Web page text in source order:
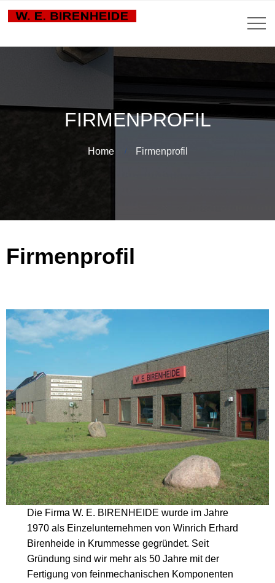
FIRMENPROFIL
Home Firmenprofil
Firmenprofil
Die Firma W. E. BIRENHEIDE wurde im Jahre
1970 als Einzelunternehmen von Winrich Erhard
Birenheide in Krummesse gegründet. Seit
Gründung sind wir mehr als 50 Jahre mit der
Fertigung von feinmechanischen Komponenten